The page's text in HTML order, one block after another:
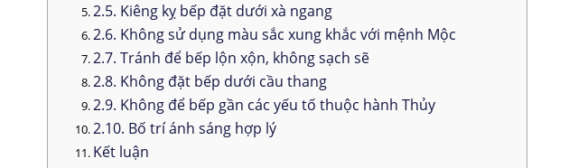
2.5. Kiêng kỵ bếp đặt dưới xà ngang
2.6. Không sử dụng màu sắc xung khắc với mệnh Mộc
2.7. Tránh để bếp lộn xộn, không sạch sẽ
2.8. Không đặt bếp dưới cầu thang
2.9. Không để bếp gần các yếu tố thuộc hành Thủy
2.10. Bố trí ánh sáng hợp lý
Kết luận